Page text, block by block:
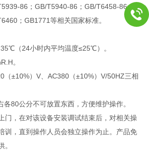
86；GB/T5940-86；GB/T6458-86；
；GB1771等相关国家标准。
（24小时内平均温度≤25℃）。
。
（±10%）V、AC380（±10%）V/50HZ三相
80公分不可放置东西，方便维护操作。
门，在对该设备安装调试结束后，对相关操
训，直到操作人员会独立操作为止。产品免
。